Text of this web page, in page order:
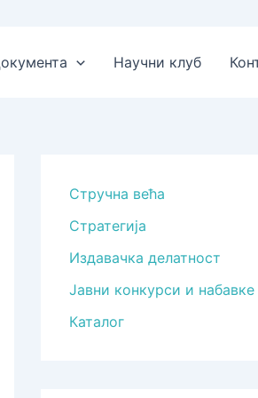
Научни клуб
Стручна већа
Стратегија
Издавачка делатност
Јавни конкурси и набавке
Каталог